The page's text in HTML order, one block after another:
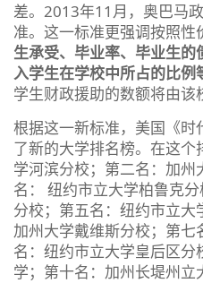
差。2013年11月，奥巴马
准。这一标准更强调按照性
生承受、毕业率、毕业生
入学生在学校中所占的比例
学生财政援助的数额将由该
根据这一新标准，美国《
了新的大学排名榜。在这
学河滨分校；第二名：加
名： 纽约市立大学柏鲁克
分校；第五名：纽约市立大
加州大学戴维斯分校；第
名：纽约市立大学皇后区
学；第十名：加州长堤州立